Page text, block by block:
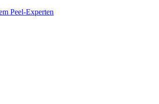
Peel-Experten